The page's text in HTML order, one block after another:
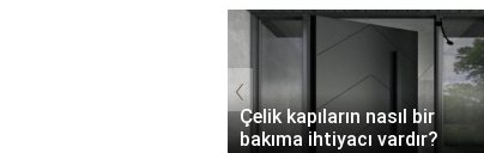
Çelik kapıların nasıl bir
bakıma ihtiyacı vardır?
‹